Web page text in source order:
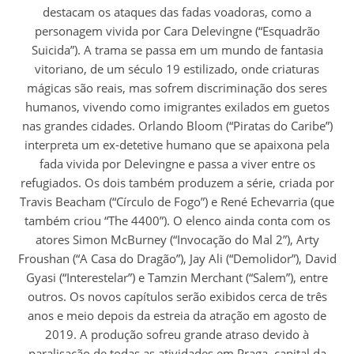
destacam os ataques das fadas voadoras, como a
personagem vivida por Cara Delevingne (“Esquadrão
Suicida”). A trama se passa em um mundo de fantasia
vitoriano, de um século 19 estilizado, onde criaturas
mágicas são reais, mas sofrem discriminação dos seres
humanos, vivendo como imigrantes exilados em guetos
nas grandes cidades. Orlando Bloom (“Piratas do Caribe”)
interpreta um ex-detetive humano que se apaixona pela
fada vivida por Delevingne e passa a viver entre os
refugiados. Os dois também produzem a série, criada por
Travis Beacham (“Círculo de Fogo”) e René Echevarria (que
também criou “The 4400”). O elenco ainda conta com os
atores Simon McBurney (“Invocação do Mal 2”), Arty
Froushan (“A Casa do Dragão”), Jay Ali (“Demolidor”), David
Gyasi (“Interestelar”) e Tamzin Merchant (“Salem”), entre
outros. Os novos capítulos serão exibidos cerca de três
anos e meio depois da estreia da atração em agosto de
2019. A produção sofreu grande atraso devido à